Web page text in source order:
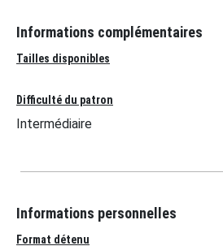
Informations complémentaires
Tailles disponibles
Difficulté du patron
Intermédiaire
Informations personnelles
Format détenu